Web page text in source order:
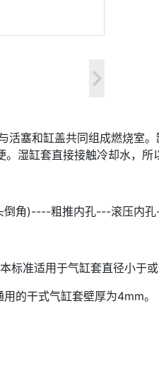
塞和缸盖共同组成燃烧室
湿缸套直接接触冷却水，
角)----粗推内孔---滚压内
标准适用于气缸套直径小
的干式气缸套壁厚为4mm。